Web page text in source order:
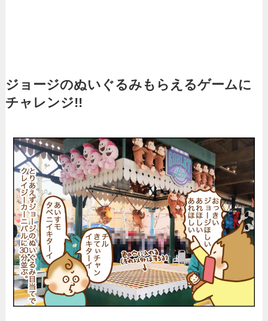
ジョージのぬいぐるみもらえるゲームに
チャレンジ!!